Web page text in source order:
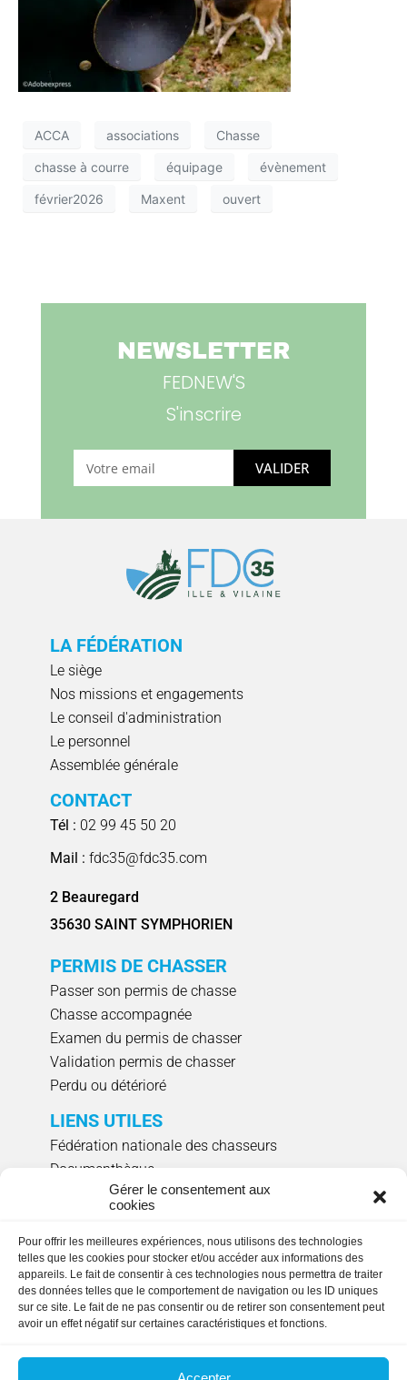
Gérer le consentement aux
cookies
Pour offrir les meilleures expériences, nous utilisons des technologies
telles que les cookies pour stocker et/ou accéder aux informations des
appareils. Le fait de consentir à ces technologies nous permettra de traiter
des données telles que le comportement de navigation ou les ID uniques
sur ce site. Le fait de ne pas consentir ou de retirer son consentement peut
avoir un effet négatif sur certaines caractéristiques et fonctions.
ACCA associations Chasse
chasse à courre équipage évènement
février2026 Maxent ouvert
NEWSLETTER
FEDNEW'S
S'inscrire
VALIDER
LA FÉDÉRATION
Le siège
Nos missions et engagements
Le conseil d'administration
Le personnel
Assemblée générale
CONTACT
Tél : 02 99 45 50 20
Mail : fdc35@fdc35.com
2 Beauregard
35630 SAINT SYMPHORIEN
PERMIS DE CHASSER
Passer son permis de chasse
Chasse accompagnée
Examen du permis de chasser
Validation permis de chasser
Perdu ou détérioré
LIENS UTILES
Fédération nationale des chasseurs
Documenthèque
Agenda évènements
NOUS SUIVRE
HORAIRES D'OUVERTURE
Lundi, mardi, jeudi et vendredi: 9h00 à 17h15